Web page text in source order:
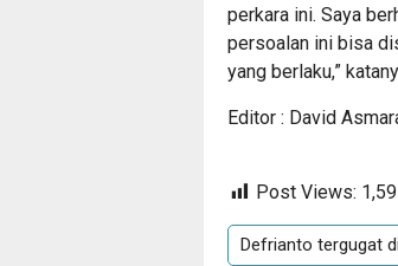
perkara ini. Saya
persoalan ini bisa
yang berlaku,”
Editor : David
Post Views:
Defrianto tergugat